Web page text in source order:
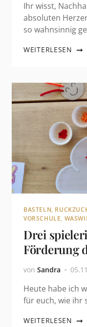
Ihr wisst,
absoluten
so wahnsinnig
WEITERLESEN
BASTELN,
VORSCHULE,
Drei
Förderung
von Sandra
Heute habe ich
für euch, wie ihr
WEITERLESEN